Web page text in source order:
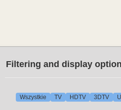
Filtering and display
Wszystkie TV HDTV 3DTV